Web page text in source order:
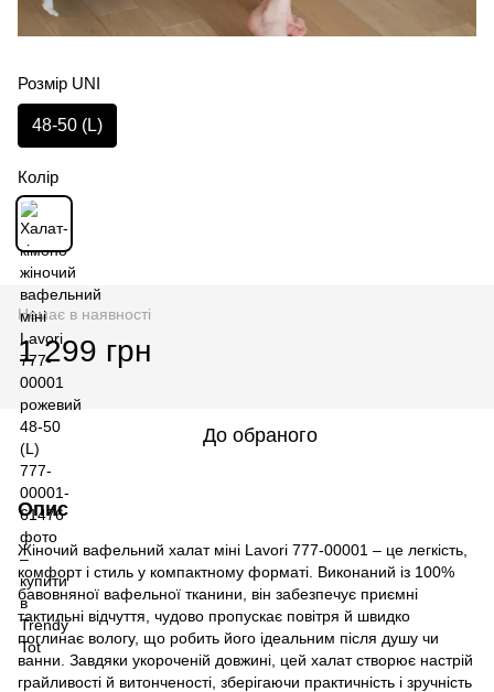
Розмір UNI
48-50 (L)
Колір
Немає в наявності
1 299 грн
До обраного
Опис
Жіночий вафельний халат міні Lavori 777-00001 – це легкість,
комфорт і стиль у компактному форматі. Виконаний із 100%
бавовняної вафельної тканини, він забезпечує приємні
тактильні відчуття, чудово пропускає повітря й швидко
поглинає вологу, що робить його ідеальним після душу чи
ванни. Завдяки укороченій довжині, цей халат створює настрій
грайливості й витонченості, зберігаючи практичність і зручність